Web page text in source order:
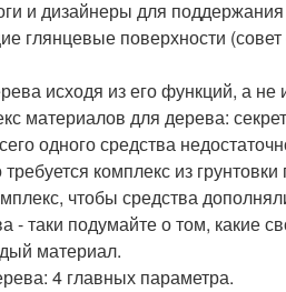
и дизайнеры для
глянцевые поверхности
исходя из его функций, а не
материалов для дерева:
одного средства
комплекс из
чтобы средства
таки подумайте о том, какие
материал.
4 главных параметра.